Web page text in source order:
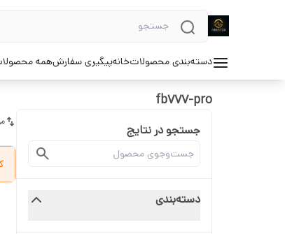
دسته‌بندی محصولاتخانهپیگیری سفارشهمه
fb777-pro
جستجو در نتایج
دسته‌بندی